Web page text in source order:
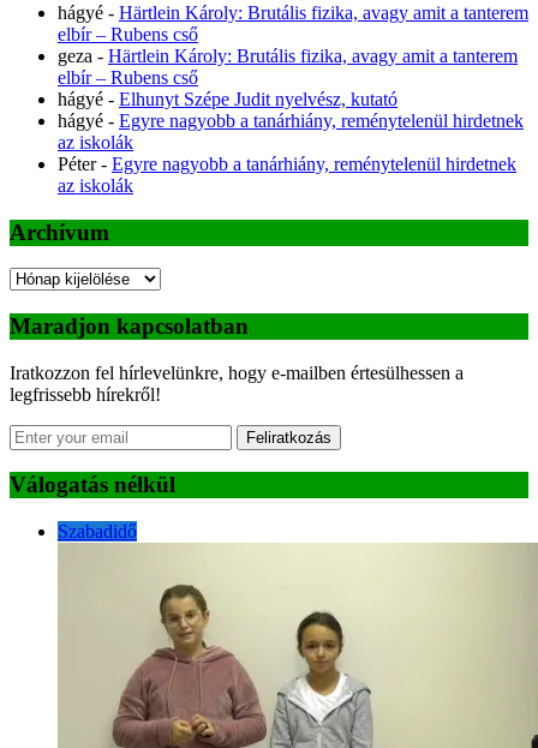
hágyé - Härtlein Károly: Brutális fizika, avagy amit a tanterem
elbír – Rubens cső
geza - Härtlein Károly: Brutális fizika, avagy amit a tanterem
elbír – Rubens cső
hágyé - Elhunyt Szépe Judit nyelvész, kutató
hágyé - Egyre nagyobb a tanárhiány, reménytelenül hirdetnek
az iskolák
Péter- Egyre nagyobb a tanárhiány, reménytelenül hirdetnek
az iskolák
Archívum
Archívum
Maradjon kapcsolatban
Iratkozzon fel hírlevelünkre, hogy e-mailben értesülhessen a
legfrissebb hírekről!
Feliratkozás
Válogatás nélkül
Szabadidő